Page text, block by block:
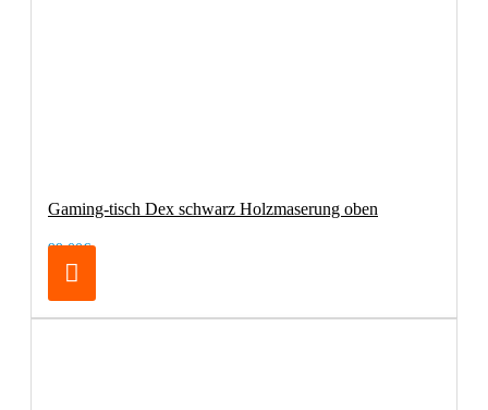
Gaming-tisch Dex schwarz Holzmaserung oben
99,00€